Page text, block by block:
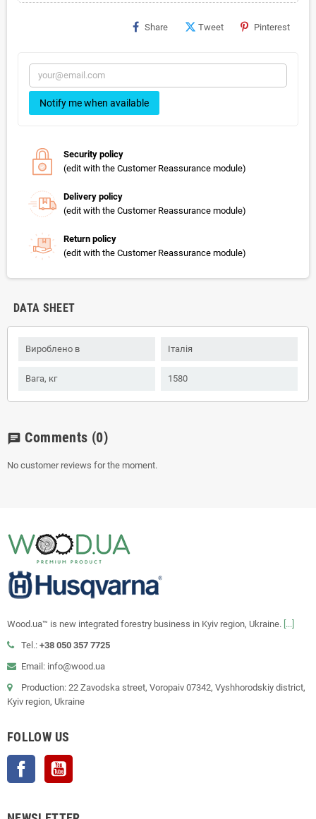
Share Tweet Pinterest
Notify me when available
Security policy
(edit with the Customer Reassurance module)
Delivery policy
(edit with the Customer Reassurance module)
Return policy
(edit with the Customer Reassurance module)
DATA SHEET
Вироблено в Італія
Вага, кг 1580
chat Comments (0)
No customer reviews for the moment.
Wood.ua™ is new integrated forestry business in Kyiv region, Ukraine. [...]
Tel.: +38 050 357 7725
Email: info@wood.ua
Production: 22 Zavodska street, Voropaiv 07342, Vyshhorodskiy district,
Kyiv region, Ukraine
FOLLOW US
Facebook